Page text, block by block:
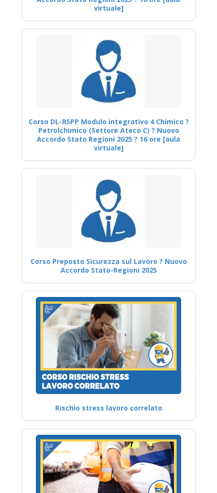
virtuale]
Corso DL-RSPP Modulo integrativo 4 Chimico ?
Petrolchimico (Settore Ateco C) ? Nuovo
Accordo Stato Regioni 2025 ? 16 ore [aula
virtuale]
Corso Preposto Sicurezza sul Lavoro ? Nuovo
Accordo Stato-Regioni 2025
Rischio stress lavoro correlato